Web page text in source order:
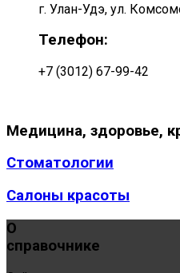
г. Улан-Удэ, ул.
Телефон:
+7 (3012) 67-99-42
Медицина, здоровье,
Стоматологии
Салоны красоты
О
справочнике